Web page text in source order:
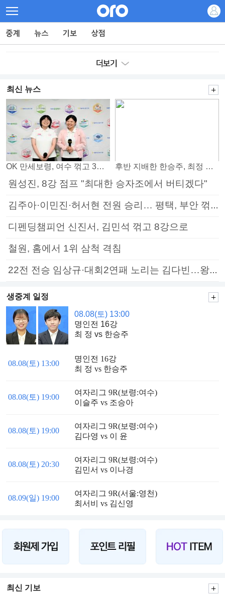
최신 뉴스
OK 만세보령, 여수 꺾고 3연패 탈출 후반 지배한 한승주, 최정 꺾고 8강 진출
원성진, 8강 점프 "최대한 승자조에서 버티겠다"
김주아·이민진·허서현 전원 승리… 평택, 부안 꺾고 5연승
디펜딩챔피언 신진서, 김민석 꺾고 8강으로
철원, 홈에서 1위 삼척 격침
22전 전승 임상규·대회2연패 노리는 김다빈…왕중왕전 16강 7일부터
생중계 일정
08.08(토) 13:00
명인전 16강
최 정 vs 한승주
08.08(토) 13:00
명인전 16강
최 정 vs 한승주
08.08(토) 19:00
여자리그 9R(보령:여수)
이슬주 vs 조승아
08.08(토) 19:00
여자리그 9R(보령:여수)
김다영 vs 이 윤
08.08(토) 20:30
여자리그 9R(보령:여수)
김민서 vs 이나경
08.09(일) 19:00
여자리그 9R(서울:영천)
최서비 vs 김신영
최신 기보